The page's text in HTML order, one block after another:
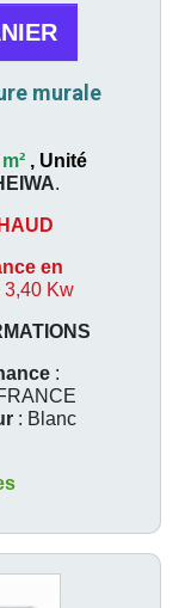
murale
, Unité
.
en
3,40 Kw
:
: Blanc